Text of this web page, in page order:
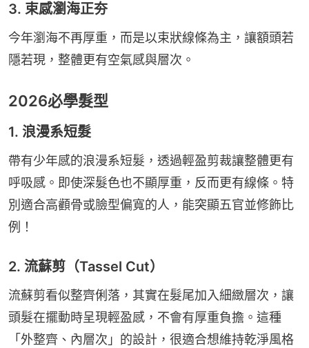
3. 束感瀏海正夯
今年瀏海不再厚重，而是以束狀線條為主，讓額頭若
隱若現，整體更有空氣感與層次。
2026必學髮型
1. 浪漫系短髮
帶有少年感的浪漫系短髮，透過輕盈剪裁讓整體更有
呼吸感。即使深髮色也不顯厚重，反而更有線條。特
別適合高顴骨或臉型偏寬的人，能突顯五官並修飾比
例！
2. 流蘇剪（Tassel Cut）
流蘇剪看似整齊俐落，其實在髮尾加入細緻層次，讓
頭髮在擺動時呈現輕盈感，不會有厚重負擔。這種
「外整齊、內層次」的設計，很適合想維持乾淨風格